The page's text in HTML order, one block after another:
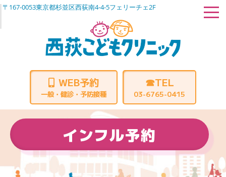
〒167-0053東京都杉並区西荻南4-4-5フェリーチェ2F
WEB予約
一般・健診・予防接種
☎TEL
03-6765-0415
インフル予約